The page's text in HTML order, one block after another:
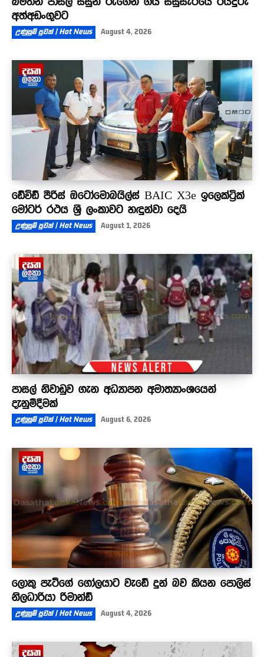
අත්අඩංගුවට
උණුසුම් පුවත් | Hot News August 4, 2026
ඩේවිඩ් පීරිස් ඔටෝමොබයිල්ස් BAIC X3e ඉලෙක්ට්‍රික්
මෝටර් රථය ශ්‍රී ලංකාවට හඳුන්වා දෙයි
උණුසුම් පුවත් | Hot News August 1, 2026
පාසල් නිවාඩුව ගැන අධ්‍යාපන අමාත්‍යාංශයෙන්
දැනුම්දීමක්
උණුසුම් පුවත් | Hot News August 6, 2026
ලොකු පැටීගේ ගෝලයාට වැඩේ දුන් බව කියන පොලිස්
නිලධාරියා රිමාන්ඩ්
උණුසුම් පුවත් | Hot News August 4, 2026